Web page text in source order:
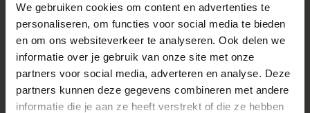
We gebruiken cookies om content en advertenties te
personaliseren, om functies voor social media te bieden
en om ons websiteverkeer te analyseren. Ook delen we
informatie over je gebruik van onze site met onze
partners voor social media, adverteren en analyse. Deze
partners kunnen deze gegevens combineren met andere
informatie die je aan ze heeft verstrekt of die ze hebben
RECENT BEKEKEN